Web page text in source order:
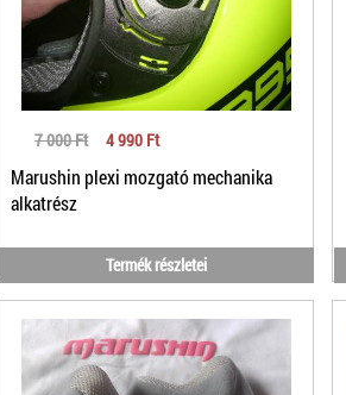
7 000 Ft 4 990 Ft
Marushin plexi mozgató mechanika
alkatrész
Termék részletei